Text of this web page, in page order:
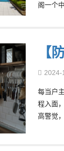
阁一个
【
2024-
每当户
程入面
高警觉